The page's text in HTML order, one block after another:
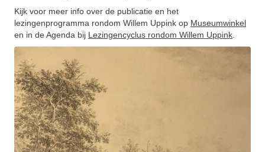
Kijk voor meer info over de publicatie en het
lezingenprogramma rondom Willem Uppink op Museumwinkel
en in de Agenda bij Lezingencyclus rondom Willem Uppink.